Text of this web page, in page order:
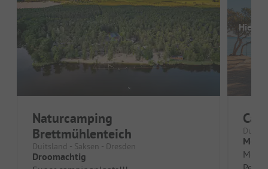
Naturcamping
Brettmühlenteich
Duitsland - Saksen - Dresden
Droomachtig
Hier